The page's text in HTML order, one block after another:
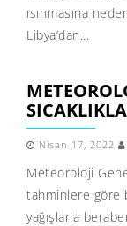
ısınmasına
Libya’dan...
Nisan 17, 2022
Meteoroloji
tahminlere göre
yağışlarla